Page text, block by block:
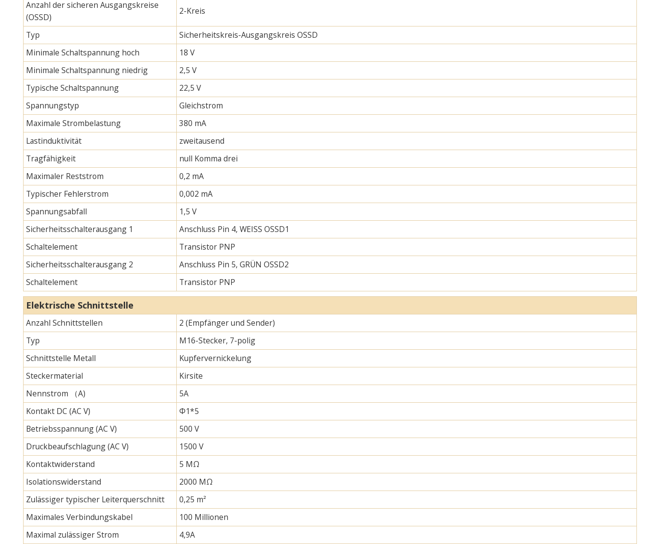
Anzahl der sicheren Ausgangskreise
(OSSD)
2-Kreis
Typ
Sicherheitskreis-Ausgangskreis OSSD
Minimale Schaltspannung hoch
18 V
Minimale Schaltspannung niedrig
2,5 V
Typische Schaltspannung
22,5 V
Spannungstyp
Gleichstrom
Maximale Strombelastung
380 mA
Lastinduktivität
zweitausend
Tragfähigkeit
null Komma drei
Maximaler Reststrom
0,2 mA
Typischer Fehlerstrom
0,002 mA
Spannungsabfall
1,5 V
Sicherheitsschalterausgang 1
Anschluss Pin 4, WEISS OSSD1
Schaltelement
Transistor PNP
Sicherheitsschalterausgang 2
Anschluss Pin 5, GRÜN OSSD2
Schaltelement
Transistor PNP
Elektrische Schnittstelle
Anzahl Schnittstellen
2 (Empfänger und Sender)
Typ
M16-Stecker, 7-polig
Schnittstelle Metall
Kupfervernickelung
Steckermaterial
Kirsite
Nennstrom （A)
5A
Kontakt DC (AC V)
Φ1*5
Betriebsspannung (AC V)
500 V
Druckbeaufschlagung (AC V)
1500 V
Kontaktwiderstand
5 MΩ
Isolationswiderstand
2000 MΩ
Zulässiger typischer Leiterquerschnitt
0,25 m²
Maximales Verbindungskabel
100 Millionen
Maximal zulässiger Strom
4,9A